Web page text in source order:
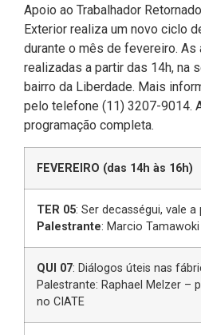
Apoio ao Trabalhador
Exterior realiza um novo ciclo
durante o mês de fevereiro. As
realizadas a partir das 14h, na
bairro da Liberdade. Mais
pelo telefone (11) 3207-9014.
programação completa.
FEVEREIRO (das 14h às 16h)
TER 05: Ser decasségui, vale a
Palestrante: Marcio
QUI 07: Diálogos úteis nas
Palestrante: Raphael Melzer –
no CIATE